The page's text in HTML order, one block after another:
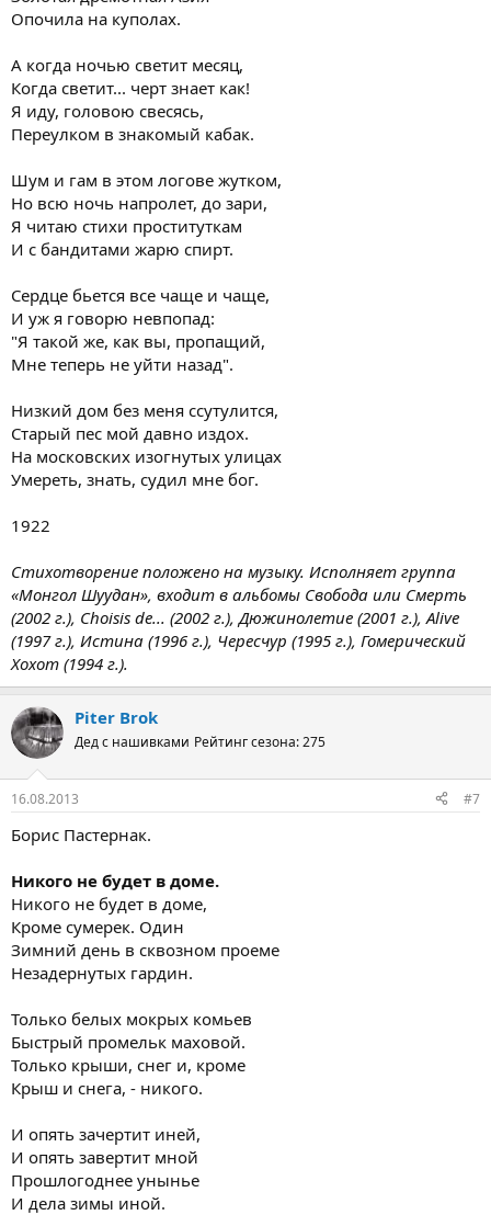
Опочила на куполах.
А когда ночью светит месяц,
Когда светит... черт знает как!
Я иду, головою свесясь,
Переулком в знакомый кабак.
Шум и гам в этом логове жутком,
Но всю ночь напролет, до зари,
Я читаю стихи проституткам
И с бандитами жарю спирт.
Сердце бьется все чаще и чаще,
И уж я говорю невпопад:
"Я такой же, как вы, пропащий,
Мне теперь не уйти назад".
Низкий дом без меня ссутулится,
Старый пес мой давно издох.
На московских изогнутых улицах
Умереть, знать, судил мне бог.
1922
Стихотворение положено на музыку. Исполняет группа
«Монгол Шуудан», входит в альбомы Свобода или Смерть
(2002 г.), Choisis de... (2002 г.), Дюжинолетие (2001 г.), Alive
(1997 г.), Истина (1996 г.), Чересчур (1995 г.), Гомерический
Хохот (1994 г.).
Piter Brok
Дед с нашивками Рейтинг сезона: 275
16.08.2013 #7
Борис Пастернак.
Никого не будет в доме.
Никого не будет в доме,
Кроме сумерек. Один
Зимний день в сквозном проеме
Незадернутых гардин.
Только белых мокрых комьев
Быстрый промельк маховой.
Только крыши, снег и, кроме
Крыш и снега, - никого.
И опять зачертит иней,
И опять завертит мной
Прошлогоднее унынье
И дела зимы иной.